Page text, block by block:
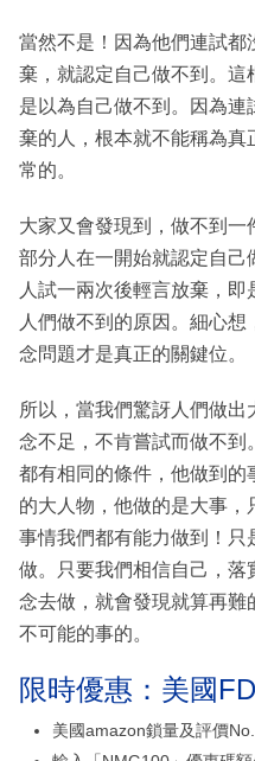
當然不是！因為他們連試
棄，就認定自己做不到。這
是以為自己做不到。因為
棄的人，根本就不能稱為真
常的。
大家又會發現到，做不到
部分人在一開始就認定自
人試一兩次後輕言放棄，
人們做不到的原因。細心
念問題才是真正的關鍵位。
所以，當我們驚訝人們做
念不足，不肯嘗試而做不到
都有相同的條件，他做到的
的大人物，他做的是大事
事情我們都有能力做到！
做。只要我們相信自己，
念去做，就會發現就算再
不可能的事的。
限時優惠：美國
美國amazon鎖量及評價No.